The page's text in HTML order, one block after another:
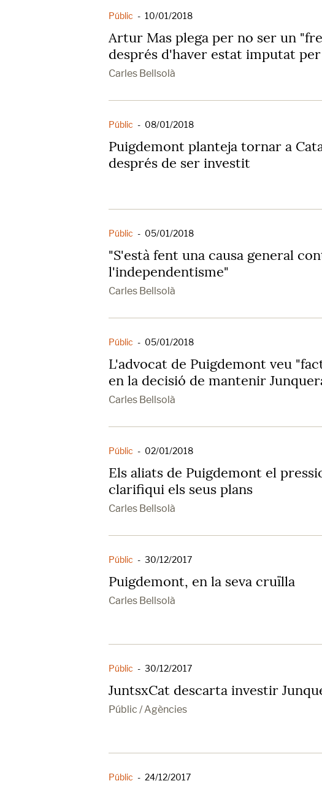
Públic - 10/01/2018
Artur Mas plega per no ser un
després d'haver estat imputat
Carles Bellsolà
Públic - 08/01/2018
Puigdemont planteja tornar a
després de ser investit
Públic - 05/01/2018
"S'està fent una causa general
l'independentisme"
Carles Bellsolà
Públic - 05/01/2018
L'advocat de Puigdemont veu
en la decisió de mantenir
Carles Bellsolà
Públic - 02/01/2018
Els aliats de Puigdemont el
clarifiqui els seus plans
Carles Bellsolà
Públic - 30/12/2017
Puigdemont, en la seva cruïlla
Carles Bellsolà
Públic - 30/12/2017
JuntsxCat descarta investir
Públic / Agències
Públic - 24/12/2017